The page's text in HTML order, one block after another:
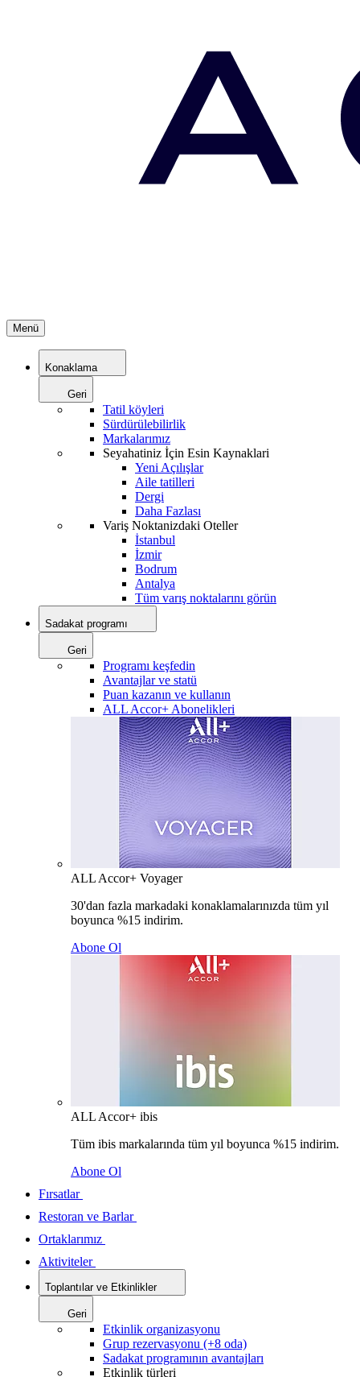
Menü
Konaklama
Geri
Tatil köyleri
Sürdürülebilirlik
Markalarımız
Seyahatiniz İçin Esin Kaynaklari
Yeni Açılışlar
Aile tatilleri
Dergi
Daha Fazlası
Variş Noktanizdaki Oteller
İstanbul
İzmir
Bodrum
Antalya
Tüm varış noktalarını görün
Sadakat programı
Geri
Programı keşfedin
Avantajlar ve statü
Puan kazanın ve kullanın
ALL Accor+ Abonelikleri
ALL Accor+ Voyager
30'dan fazla markadaki konaklamalarınızda tüm yıl
boyunca %15 indirim.
Abone Ol
ALL Accor+ ibis
Tüm ibis markalarında tüm yıl boyunca %15 indirim.
Abone Ol
Fırsatlar
Restoran ve Barlar
Ortaklarımız
Aktiviteler
Toplantılar ve Etkinlikler
Geri
Etkinlik organizasyonu
Grup rezervasyonu (+8 oda)
Sadakat programının avantajları
Etkinlik türleri